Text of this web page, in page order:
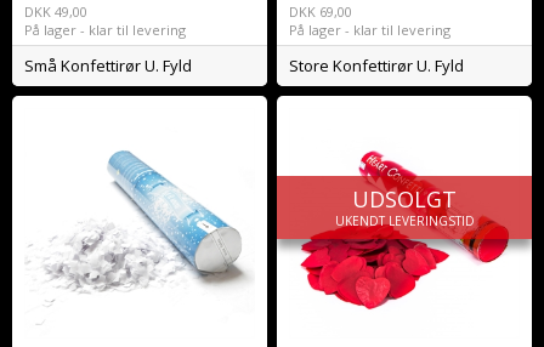
DKK 49,00
På lager - klar til levering
Små Konfettirør U. Fyld
DKK 69,00
På lager - klar til levering
Store Konfettirør U. Fyld
UDSOLGT
UKENDT LEVERINGSTID